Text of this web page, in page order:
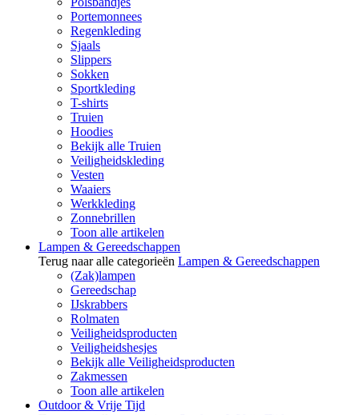
Portemonnees
Regenkleding
Sjaals
Slippers
Sokken
Sportkleding
T-shirts
Truien
Hoodies
Bekijk alle Truien
Veiligheidskleding
Vesten
Waaiers
Werkkleding
Zonnebrillen
Toon alle artikelen
Lampen & Gereedschappen
Terug naar alle categorieën Lampen & Gereedschappen
(Zak)lampen
Gereedschap
IJskrabbers
Rolmaten
Veiligheidsproducten
Veiligheidshesjes
Bekijk alle Veiligheidsproducten
Zakmessen
Toon alle artikelen
Outdoor & Vrije Tijd